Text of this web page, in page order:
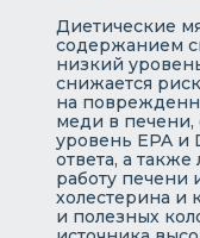
Диетические
содержанием
низкий
снижается
на
меди в
уровень EPA и
ответа, а
работу печени
холестерина и
и полезных